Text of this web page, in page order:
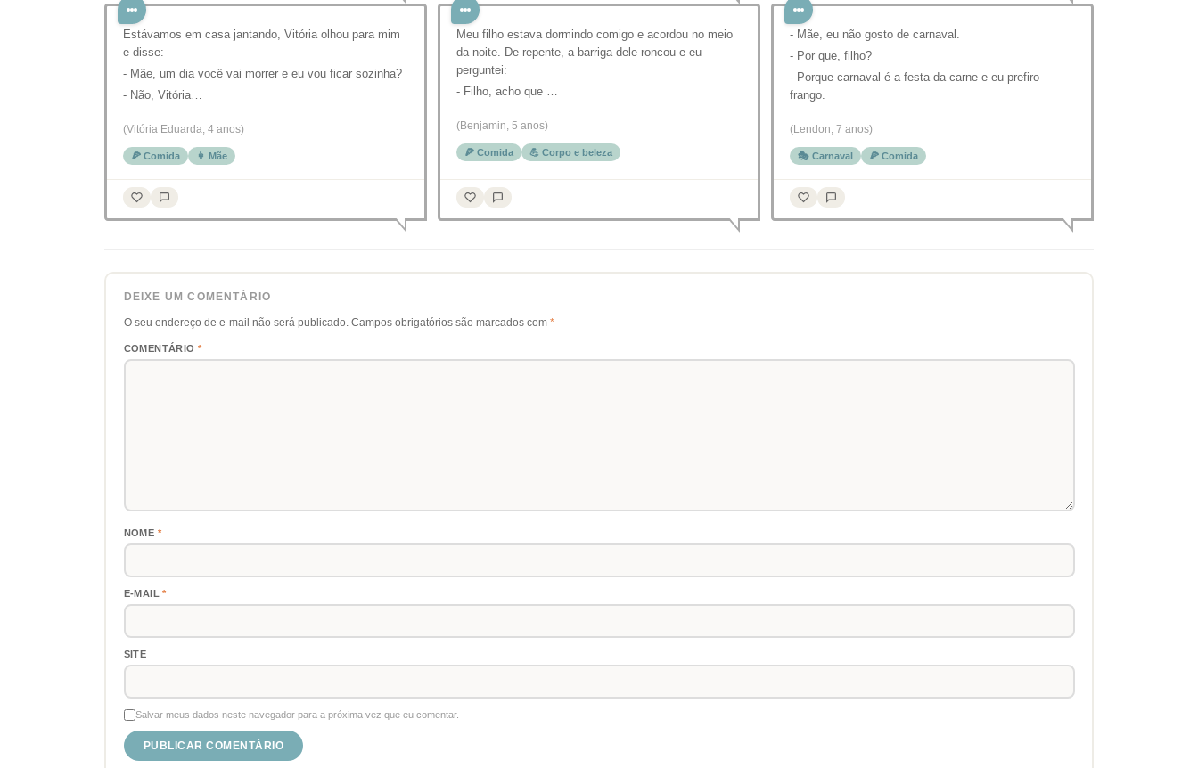
Estávamos em casa jantando, Vitória olhou para mim
e disse:
- Mãe, um dia você vai morrer e eu vou ficar sozinha?
- Não, Vitória…
(Vitória Eduarda, 4 anos)
🍕 Comida 👩 Mãe
Meu filho estava dormindo comigo e acordou no meio
da noite. De repente, a barriga dele roncou e eu
perguntei:
- Filho, acho que …
(Benjamin, 5 anos)
🍕 Comida 💪 Corpo e beleza
- Mãe, eu não gosto de carnaval.
- Por que, filho?
- Porque carnaval é a festa da carne e eu prefiro
frango.
(Lendon, 7 anos)
🎭 Carnaval 🍕 Comida
DEIXE UM COMENTÁRIO
O seu endereço de e-mail não será publicado. Campos obrigatórios são marcados com *
COMENTÁRIO *
NOME *
E-MAIL*
SITE
Salvar meus dados neste navegador para a próxima vez que eu comentar.